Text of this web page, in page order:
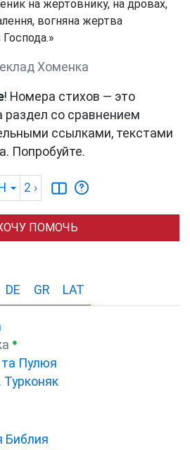
на жертовнику, на дровах,
вогняна жертва
Хоменка
! Номера стихов — это
раздел со сравнением
ссылками, текстами
Попробуйте.
2 ›
ПОМОЧЬ
DE GR LAT
●
та Пулюя
Турконяк
Библия